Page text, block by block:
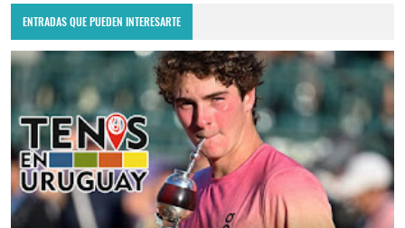
ENTRADAS QUE PUEDEN INTERESARTE